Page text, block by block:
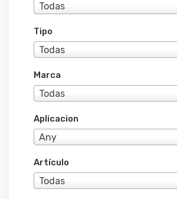
Todas
Tipo
Todas
Marca
Todas
Aplicacion
Any
Artículo
Todas